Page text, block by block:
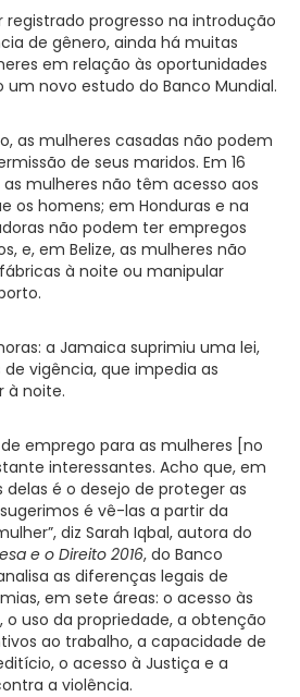
registrado progresso na introdução
de gênero, ainda há muitas
em relação às oportunidades
novo estudo do Banco Mundial.
as mulheres casadas não podem
de seus maridos. Em 16
mulheres não têm acesso aos
os homens; em Honduras e na
não podem ter empregos
e, em Belize, as mulheres não
à noite ou manipular
a Jamaica suprimiu uma lei,
vigência, que impedia as
à noite.
emprego para as mulheres [no
interessantes. Acho que, em
é o desejo de proteger as
é vê-las a partir da
diz Sarah Iqbal, autora do
e o Direito 2016, do Banco
as diferenças legais de
em sete áreas: o acesso às
o uso da propriedade, a obtenção
ao trabalho, a capacidade de
o acesso à Justiça e a
a violência.